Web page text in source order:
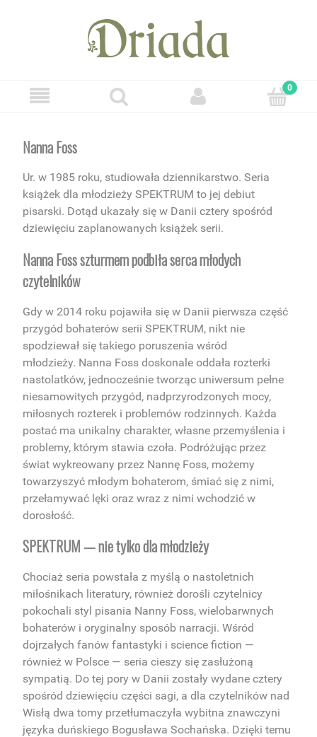
Nanna Foss
Ur. w 1985 roku, studiowała dziennikarstwo. Seria
książek dla młodzieży SPEKTRUM to jej debiut
pisarski. Dotąd ukazały się w Danii cztery spośród
dziewięciu zaplanowanych książek serii.
Nanna Foss szturmem podbiła serca młodych
czytelników
Gdy w 2014 roku pojawiła się w Danii pierwsza część
przygód bohaterów serii SPEKTRUM, nikt nie
spodziewał się takiego poruszenia wśród
młodzieży. Nanna Foss doskonale oddała rozterki
nastolatków, jednocześnie tworząc uniwersum pełne
niesamowitych przygód, nadprzyrodzonych mocy,
miłosnych rozterek i problemów rodzinnych. Każda
postać ma unikalny charakter, własne przemyślenia i
problemy, którym stawia czoła. Podróżując przez
świat wykreowany przez Nannę Foss, możemy
towarzyszyć młodym bohaterom, śmiać się z nimi,
przełamywać lęki oraz wraz z nimi wchodzić w
dorosłość.
SPEKTRUM — nie tylko dla młodzieży
Chociaż seria powstała z myślą o nastoletnich
miłośnikach literatury, również dorośli czytelnicy
pokochali styl pisania Nanny Foss, wielobarwnych
bohaterów i oryginalny sposób narracji. Wśród
dojrzałych fanów fantastyki i science fiction —
również w Polsce — seria cieszy się zasłużoną
sympatią. Do tej pory w Danii zostały wydane cztery
spośród dziewięciu części sagi, a dla czytelników nad
Wisłą dwa tomy przetłumaczyła wybitna znawczyni
języka duńskiego Bogusława Sochańska. Dzięki temu